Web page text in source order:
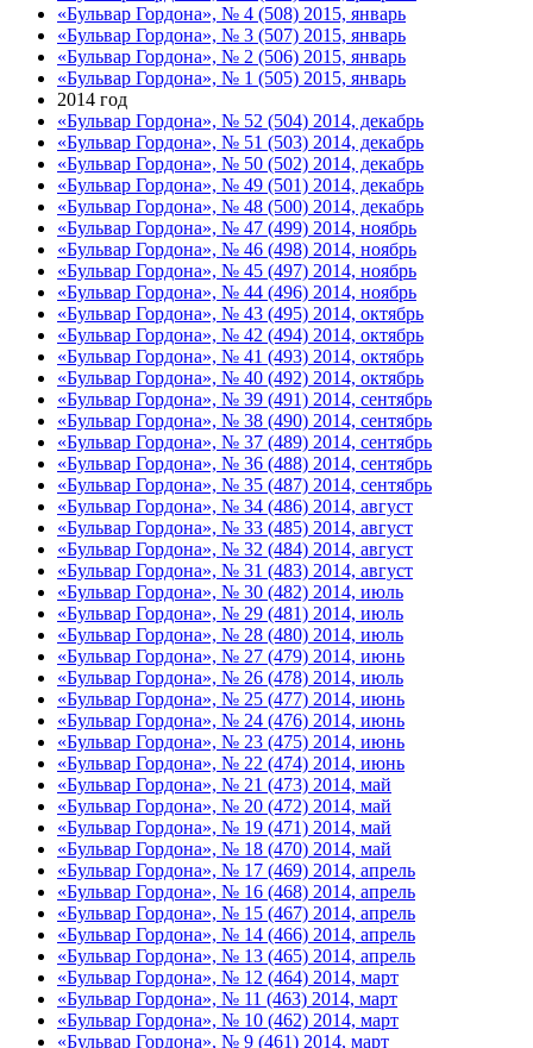
«Бульвар Гордона», № 4 (508) 2015, январь
«Бульвар Гордона», № 3 (507) 2015, январь
«Бульвар Гордона», № 2 (506) 2015, январь
«Бульвар Гордона», № 1 (505) 2015, январь
2014 год
«Бульвар Гордона», № 52 (504) 2014, декабрь
«Бульвар Гордона», № 51 (503) 2014, декабрь
«Бульвар Гордона», № 50 (502) 2014, декабрь
«Бульвар Гордона», № 49 (501) 2014, декабрь
«Бульвар Гордона», № 48 (500) 2014, декабрь
«Бульвар Гордона», № 47 (499) 2014, ноябрь
«Бульвар Гордона», № 46 (498) 2014, ноябрь
«Бульвар Гордона», № 45 (497) 2014, ноябрь
«Бульвар Гордона», № 44 (496) 2014, ноябрь
«Бульвар Гордона», № 43 (495) 2014, октябрь
«Бульвар Гордона», № 42 (494) 2014, октябрь
«Бульвар Гордона», № 41 (493) 2014, октябрь
«Бульвар Гордона», № 40 (492) 2014, октябрь
«Бульвар Гордона», № 39 (491) 2014, сентябрь
«Бульвар Гордона», № 38 (490) 2014, сентябрь
«Бульвар Гордона», № 37 (489) 2014, сентябрь
«Бульвар Гордона», № 36 (488) 2014, сентябрь
«Бульвар Гордона», № 35 (487) 2014, сентябрь
«Бульвар Гордона», № 34 (486) 2014, август
«Бульвар Гордона», № 33 (485) 2014, август
«Бульвар Гордона», № 32 (484) 2014, август
«Бульвар Гордона», № 31 (483) 2014, август
«Бульвар Гордона», № 30 (482) 2014, июль
«Бульвар Гордона», № 29 (481) 2014, июль
«Бульвар Гордона», № 28 (480) 2014, июль
«Бульвар Гордона», № 27 (479) 2014, июнь
«Бульвар Гордона», № 26 (478) 2014, июль
«Бульвар Гордона», № 25 (477) 2014, июнь
«Бульвар Гордона», № 24 (476) 2014, июнь
«Бульвар Гордона», № 23 (475) 2014, июнь
«Бульвар Гордона», № 22 (474) 2014, июнь
«Бульвар Гордона», № 21 (473) 2014, май
«Бульвар Гордона», № 20 (472) 2014, май
«Бульвар Гордона», № 19 (471) 2014, май
«Бульвар Гордона», № 18 (470) 2014, май
«Бульвар Гордона», № 17 (469) 2014, апрель
«Бульвар Гордона», № 16 (468) 2014, апрель
«Бульвар Гордона», № 15 (467) 2014, апрель
«Бульвар Гордона», № 14 (466) 2014, апрель
«Бульвар Гордона», № 13 (465) 2014, апрель
«Бульвар Гордона», № 12 (464) 2014, март
«Бульвар Гордона», № 11 (463) 2014, март
«Бульвар Гордона», № 10 (462) 2014, март
«Бульвар Гордона», № 9 (461) 2014, март